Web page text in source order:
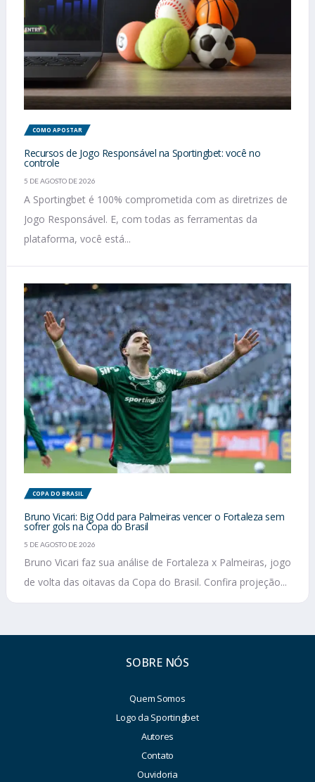
COMO APOSTAR
Recursos de Jogo Responsável na Sportingbet: você no
controle
5 DE AGOSTO DE 2026
A Sportingbet é 100% comprometida com as diretrizes de
Jogo Responsável. E, com todas as ferramentas da
plataforma, você está...
COPA DO BRASIL
Bruno Vicari: Big Odd para Palmeiras vencer o Fortaleza sem
sofrer gols na Copa do Brasil
5 DE AGOSTO DE 2026
Bruno Vicari faz sua análise de Fortaleza x Palmeiras, jogo
de volta das oitavas da Copa do Brasil. Confira projeção...
SOBRE NÓS
Quem Somos
Logo da Sportingbet
Autores
Contato
Ouvidoria